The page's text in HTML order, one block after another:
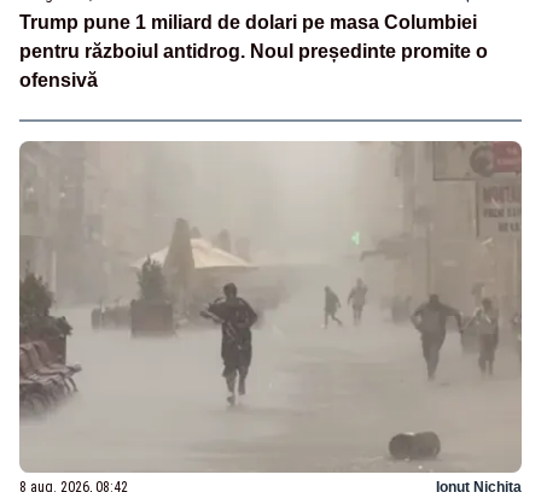
Trump pune 1 miliard de dolari pe masa Columbiei
pentru războiul antidrog. Noul președinte promite o
ofensivă
8 aug. 2026, 08:42 Ionuț Nichita